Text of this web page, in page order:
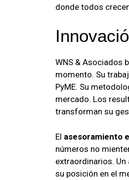
donde todos
WNS & Asociados
momento. Su
PyME. Su
mercado. Los
transforman su
El asesoramiento
números no
extraordinarios. Un
su posición en el